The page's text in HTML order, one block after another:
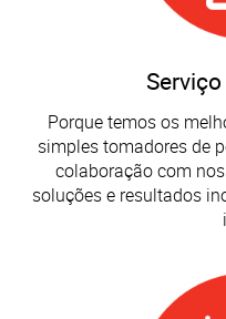
Porque temos os
simples tomadores de
colaboração com
soluções e resultados